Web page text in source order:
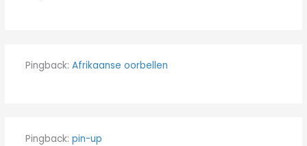
Pingback: Afrikaanse oorbellen
Pingback: pin-up